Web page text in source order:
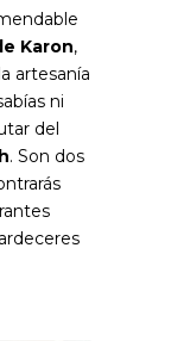
Karon,
artesanía
ni
del
. Son dos